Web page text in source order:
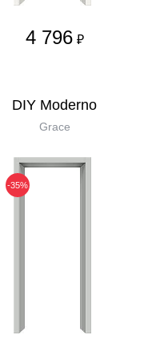
4 796 ₽
DIY Moderno
Grace
-35%